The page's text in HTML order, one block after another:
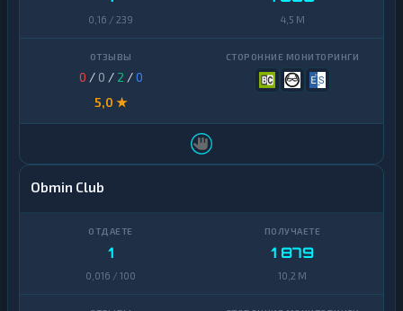
0,16 / 239 4,5 M
0 / 0 / 2 /0
5,0 ★
Obmin Club
1
0,016 / 100
1 879
10,2 M